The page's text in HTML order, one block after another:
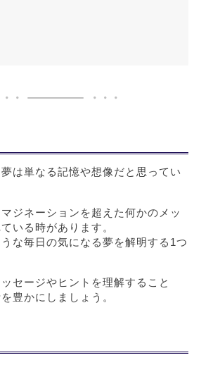
は単なる記憶や想像だと思ってい
ジネーションを超えた何かのメッ
いる時があります。
な毎日の気になる夢を解明する1つ
セージやヒントを理解すること
豊かにしましょう。